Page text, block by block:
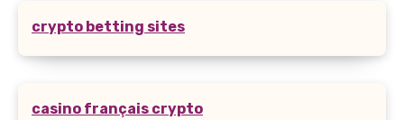
crypto betting sites
casino français crypto